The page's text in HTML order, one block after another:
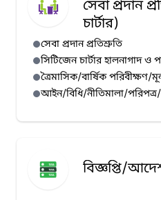
সেবা প্রদান
চার্টার)
সেবা প্রদান প্রতিশ্রুতি
সিটিজেন চার্টার হালনাগাদ ও
ত্রৈমাসিক/বার্ষিক পরিবীক্ষণ/
আইন/বিধি/নীতিমালা/পরিপত্র/
বিজ্ঞপ্তি/